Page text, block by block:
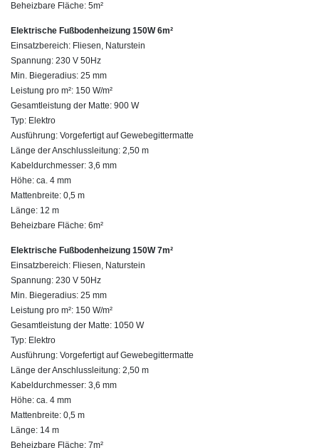
Beheizbare Fläche: 5m²
Elektrische Fußbodenheizung 150W 6m²
Einsatzbereich: Fliesen, Naturstein
Spannung: 230 V 50Hz
Min. Biegeradius: 25 mm
Leistung pro m²: 150 W/m²
Gesamtleistung der Matte: 900 W
Typ: Elektro
Ausführung: Vorgefertigt auf Gewebegittermatte
Länge der Anschlussleitung: 2,50 m
Kabeldurchmesser: 3,6 mm
Höhe: ca. 4 mm
Mattenbreite: 0,5 m
Länge: 12 m
Beheizbare Fläche: 6m²
Elektrische Fußbodenheizung 150W 7m²
Einsatzbereich: Fliesen, Naturstein
Spannung: 230 V 50Hz
Min. Biegeradius: 25 mm
Leistung pro m²: 150 W/m²
Gesamtleistung der Matte: 1050 W
Typ: Elektro
Ausführung: Vorgefertigt auf Gewebegittermatte
Länge der Anschlussleitung: 2,50 m
Kabeldurchmesser: 3,6 mm
Höhe: ca. 4 mm
Mattenbreite: 0,5 m
Länge: 14 m
Beheizbare Fläche: 7m²